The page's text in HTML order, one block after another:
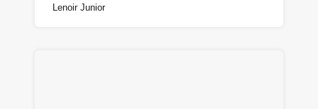
Lenoir Junior